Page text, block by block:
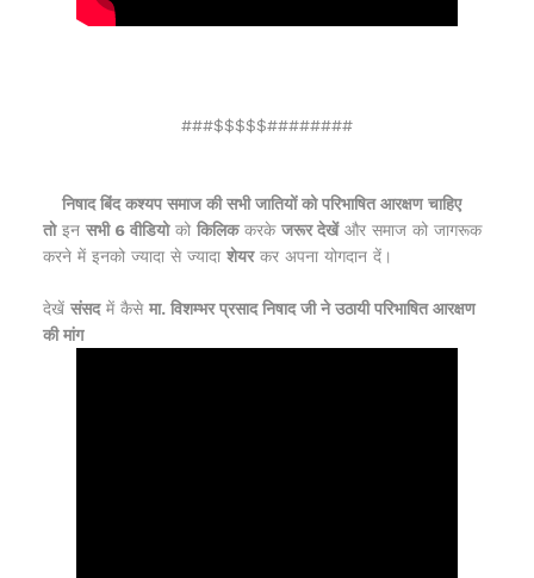
###$$$$$########
निषाद बिंद कश्यप समाज की सभी जातियों को परिभाषित आरक्षण चाहिए
तोइन सभी 6 वीडियोको किलिककरके जरूर देखेंऔर समाज को जागरूक
करने में इनको ज्यादा से ज्यादा शेयरकर अपना योगदान दें।
देखें संसदमें कैसे मा. विशम्भर प्रसाद निषाद जी ने उठायी परिभाषित आरक्षण
की मांग